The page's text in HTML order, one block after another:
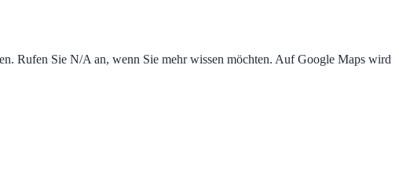
Rufen Sie N/A an, wenn Sie mehr wissen möchten. Auf Google Maps wird